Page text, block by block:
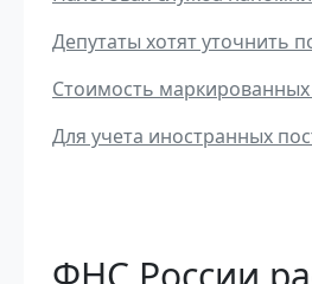
Депутаты хотят уточнить
Стоимость
Для учета иностранных